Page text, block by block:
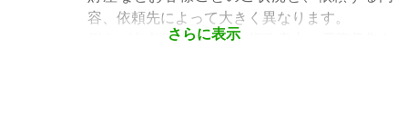
やトラブルになっている場合は弁護士というよ
うに状況別に頼むのがベストです。
さらに表示
容、依頼先によって大きく異なります。
例えば参考価格として、行政書士に戸籍収集を